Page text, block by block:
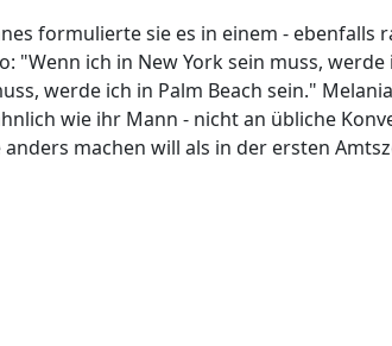
formulierte sie es in einem - ebenfalls
"Wenn ich in New York sein muss, werde
werde ich in Palm Beach sein."
wie ihr Mann - nicht an übliche
machen will als in der ersten